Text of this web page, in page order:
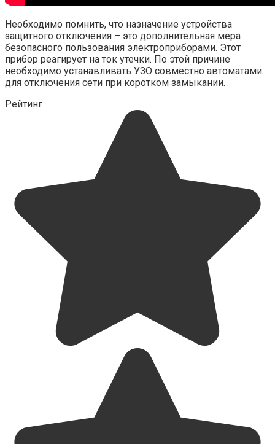
Необходимо помнить, что назначение устройства
защитного отключения – это дополнительная мера
безопасного пользования электроприборами. Этот
прибор реагирует на ток утечки. По этой причине
необходимо устанавливать УЗО совместно автоматами
для отключения сети при коротком замыкании.
Рейтинг